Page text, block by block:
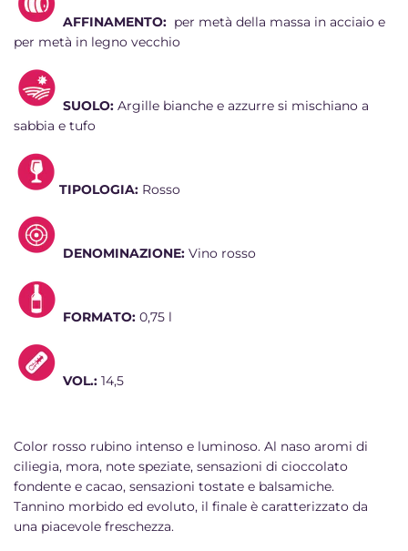
AFFINAMENTO: per metà della massa in acciaio e
per metà in legno vecchio
SUOLO: Argille bianche e azzurre si mischiano a
sabbia e tufo
TIPOLOGIA: Rosso
DENOMINAZIONE: Vino rosso
FORMATO: 0,75 l
VOL.: 14,5
Color rosso rubino intenso e luminoso. Al naso aromi di
ciliegia, mora, note speziate, sensazioni di cioccolato
fondente e cacao, sensazioni tostate e balsamiche.
Tannino morbido ed evoluto, il finale è caratterizzato da
una piacevole freschezza.